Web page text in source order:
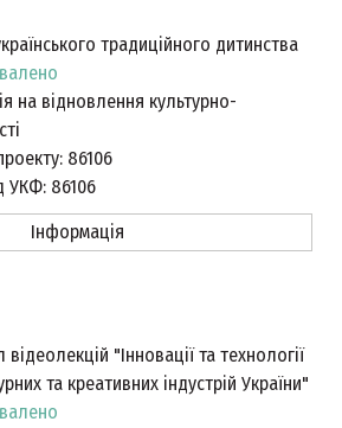
традиційного дитинства
на відновлення культурно-
86106
УКФ: 86106
Інформація
відеолекцій "Інновації та технології
та креативних індустрій України"